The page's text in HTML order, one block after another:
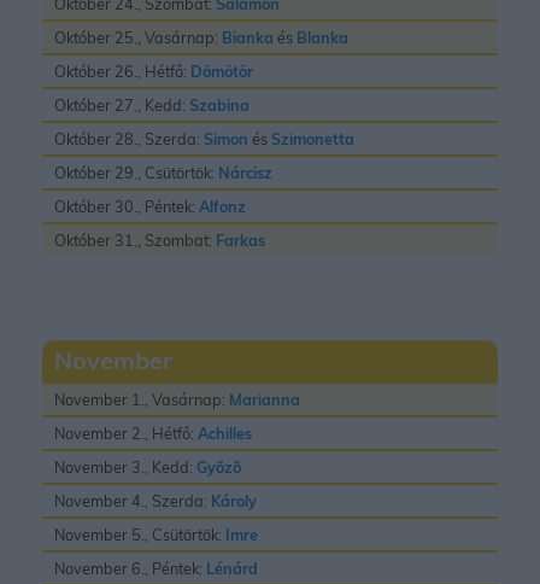
Október 25., Vasárnap: Bianka és Blanka
Október 26., Hétfő: Dömötör
Október 27., Kedd: Szabina
Október 28., Szerda: Simon és Szimonetta
Október 29., Csütörtök: Nárcisz
Október 30., Péntek: Alfonz
Október 31., Szombat: Farkas
November
November 1., Vasárnap: Marianna
November 2., Hétfő: Achilles
November 3., Kedd: Gyõzõ
November 4., Szerda: Károly
November 5., Csütörtök: Imre
November 6., Péntek: Lénárd